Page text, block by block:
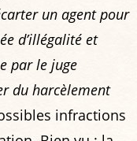
un agent pour
d’illégalité et
par le juge
du harcèlement
infractions